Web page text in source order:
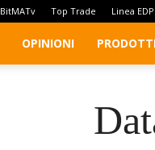
BitMATv Top Trade Linea EDP
OPINIONI